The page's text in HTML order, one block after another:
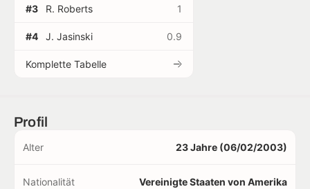
#3 R. Roberts 1
#4 J. Jasinski 0.9
Komplette Tabelle
Profil
Alter 23 Jahre (06/02/2003)
Nationalität Vereinigte Staaten von Amerika